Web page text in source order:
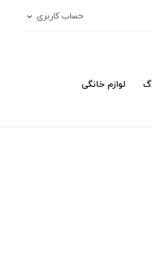
حساب کاربری
لوازم خانگی